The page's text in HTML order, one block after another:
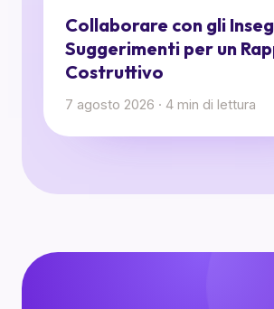
Collaborare con gli
Suggerimenti per un
Costruttivo
7 agosto 2026 · 4 min di lettura